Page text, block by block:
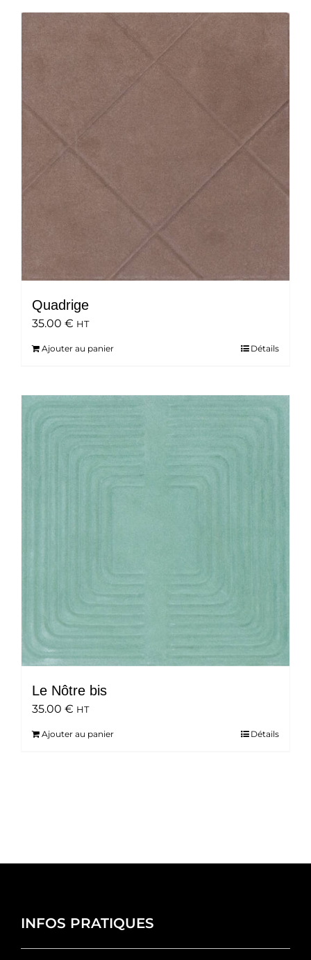
Quadrige
35.00 € HT
Ajouter au panier Détails
Le Nôtre bis
35.00 € HT
Ajouter au panier Détails
INFOS PRATIQUES